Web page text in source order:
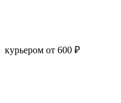
курьером от 600 ₽